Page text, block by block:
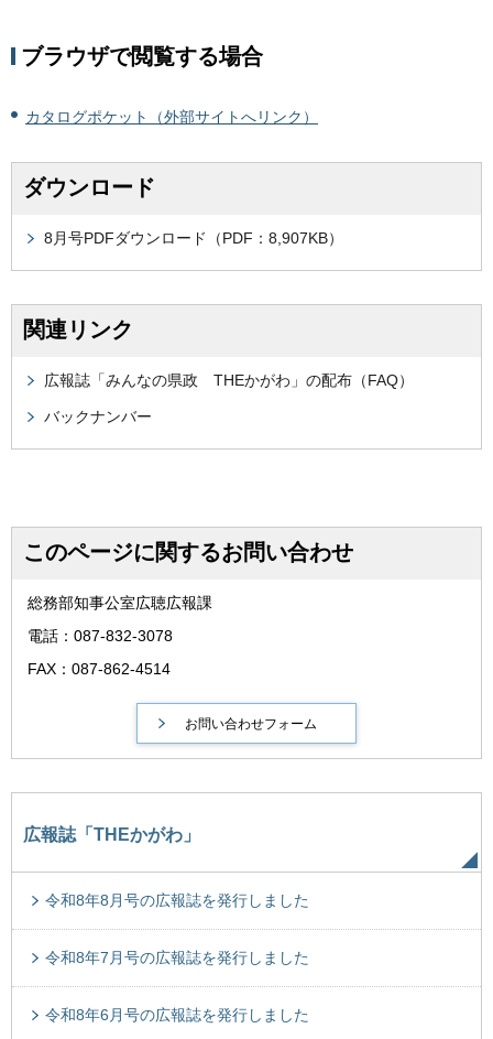
ブラウザで閲覧する場合
カタログポケット（外部サイトへリンク）
ダウンロード
8月号PDFダウンロード（PDF：8,907KB）
関連リンク
広報誌「みんなの県政 THEかがわ」の配布（FAQ）
バックナンバー
このページに関するお問い合わせ
総務部知事公室広聴広報課
電話：087-832-3078
FAX：087-862-4514
広報誌「THEかがわ」
令和8年8月号の広報誌を発行しました
令和8年7月号の広報誌を発行しました
令和8年6月号の広報誌を発行しました